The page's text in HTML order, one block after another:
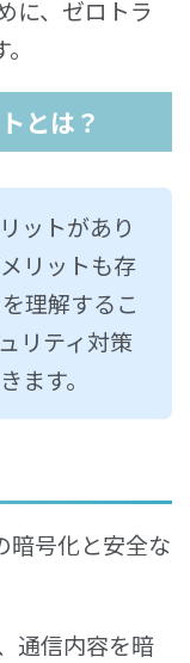
に、ゼロトラ
とは？
ットがあり
リットも存
理解するこ
リティ対策
ます。
暗号化と安全な
通信内容を暗